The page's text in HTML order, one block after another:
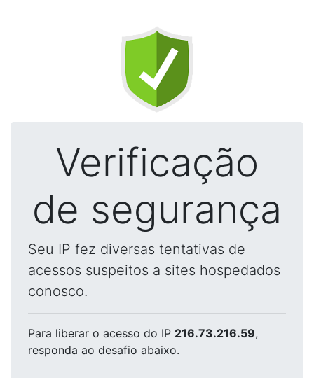
Verificação
de segurança
Seu IP fez diversas tentativas de
acessos suspeitos a sites hospedados
conosco.
Para liberar o acesso do IP 216.73.216.59,
responda ao desafio abaixo.